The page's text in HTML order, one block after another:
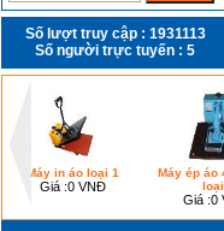
Số lượt truy cập : 1931113
Số người trực tuyến : 5
Máy in áo loại 1
Giá :0 VNĐ
Máy ép áo
Giá :0